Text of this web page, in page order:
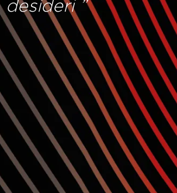
desideri ”